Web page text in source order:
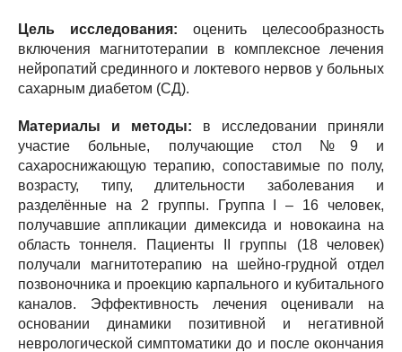
Цель исследования: оценить целесообразность
включения магнитотерапии в комплексное лечения
нейропатий срединного и локтевого нервов у больных
сахарным диабетом (СД).
Материалы и методы: в исследовании приняли
участие больные, получающие стол №9 и
сахароснижающую терапию, сопоставимые по полу,
возрасту, типу, длительности заболевания и
разделённые на 2 группы. Группа I – 16 человек,
получавшие аппликации димексида и новокаина на
область тоннеля. Пациенты II группы (18 человек)
получали магнитотерапию на шейно-грудной отдел
позвоночника и проекцию карпального и кубитального
каналов. Эффективность лечения оценивали на
основании динамики позитивной и негативной
неврологической симптоматики до и после окончания